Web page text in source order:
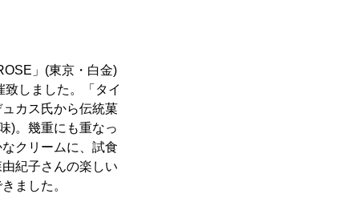
」(東京・白金)
しました。「タイ
カス氏から伝統菓
)。幾重にも重なっ
クリームに、試食
紀子さんの楽しい
ました。